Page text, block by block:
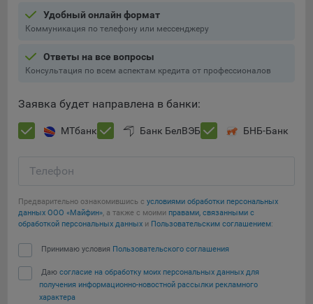
пользователей с сайтом.
контента. Данные файлы cookie собирают информацию о
выборе пользователя на сайте и его предпочтениях и
выбранном пользователем городе и других местных
настраивать сайт.
Яндекс.Метрика, Google Analytics. Данные файлы cookie
использовал сайты, и позволяют Обществу вносить в них
улучшения.
сайта Общества посещаются чаще всего, помогают
выявлять трудности, возникающие при использовании
сайта, а также позволяют оценить эффективность
рекламы. Благодаря этому у Общества есть возможность
Сохранить мои изменения
Сохранить по умолчанию
Удобный онлайн формат
Коммуникация по телефону или мессенджеру
Ответы на все вопросы
Консультация по всем аспектам кредита от профессионалов
Заявка будет направлена в банки:
МТбанк Банк БелВЭБ БНБ-Банк
Телефон
Предварительно ознакомившись с условиями обработки персональных
данных ООО «Майфин», а также с моими правами, связанными с
обработкой персональных данных и Пользовательским соглашением:
Принимаю условия Пользовательского соглашения
Даю согласие на обработку моих персональных данных для
получения информационно-новостной рассылки рекламного
характера